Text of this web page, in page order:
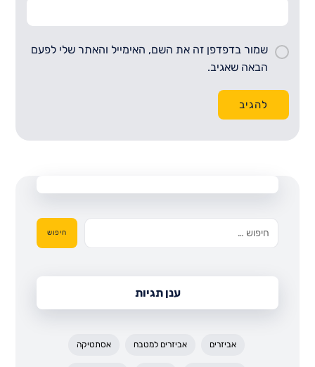
שמור בדפדפן זה את השם, האימייל והאתר שלי לפעם
הבאה שאגיב.
להגיב
חיפוש
ענן תגיות
אביזרים אביזרים למטבח אסתטיקה